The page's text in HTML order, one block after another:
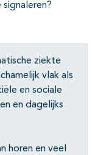
ziekte
vlak als
en sociale
en dagelijks
horen en veel